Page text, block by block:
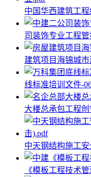
中国华西建筑工
司装饰专业工程管
建筑项目海锦城
线标准培训文件-
大楼总承包工程
中天钢结构施工
《模板工程技术